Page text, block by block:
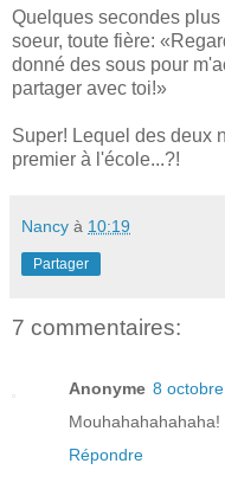
Quelques secondes
soeur, toute fière:
donné des sous pour
partager avec toi!»
Super! Lequel des deux
premier à l'école...?!
Nancy à 10:19
Partager
7 commentaires:
Anonyme 8
Mouhahahahahaha!
Répondre